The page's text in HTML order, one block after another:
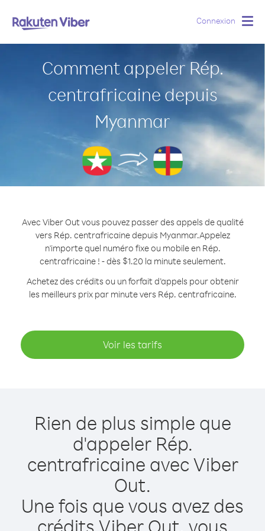
Connexion
Comment appeler Rép.
centrafricaine depuis
Myanmar
Avec Viber Out vous pouvez passer des appels de qualité
vers Rép. centrafricaine depuis Myanmar.Appelez
n'importe quel numéro fixe ou mobile en Rép.
centrafricaine ! - dès $1.20 la minute seulement.
Achetez des crédits ou un forfait d’appels pour obtenir
les meilleurs prix par minute vers Rép. centrafricaine.
Voir les tarifs
Rien de plus simple que
d'appeler Rép.
centrafricaine avec Viber
Out.
Une fois que vous avez des
crédits Viber Out, vous